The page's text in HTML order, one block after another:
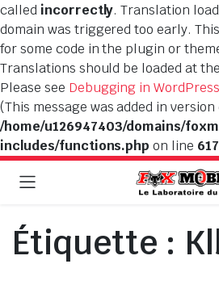
called incorrectly. Translation
domain was triggered too early.
for some code in the plugin or
Translations should be loaded at the
Please see Debugging in WordPress
(This message was added in
/home/u126947403/domains/
includes/functions.php on line
Étiquette :